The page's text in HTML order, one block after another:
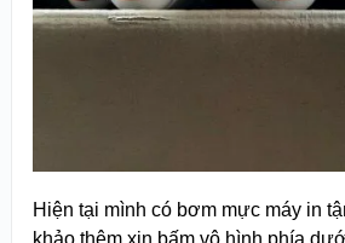
Hiện tại mình có bơm mực máy in